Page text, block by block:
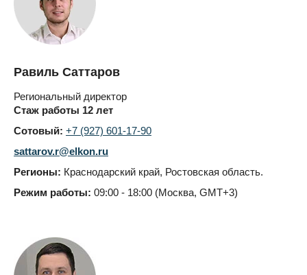
Равиль Саттаров
Региональный директор
Стаж работы 12 лет
Сотовый: +7 (927) 601-17-90
sattarov.r@elkon.ru
Регионы: Краснодарский край, Ростовская область.
Режим работы: 09:00 - 18:00 (Москва, GMT+3)